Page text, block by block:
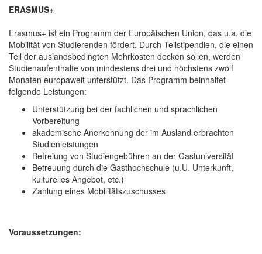
ERASMUS+
Erasmus+ ist ein Programm der Europäischen Union, das u.a. die
Mobilität von Studierenden fördert. Durch Teilstipendien, die einen
Teil der auslandsbedingten Mehrkosten decken sollen, werden
Studienaufenthalte von mindestens drei und höchstens zwölf
Monaten europaweit unterstützt. Das Programm beinhaltet
folgende Leistungen:
Unterstützung bei der fachlichen und sprachlichen
Vorbereitung
akademische Anerkennung der im Ausland erbrachten
Studienleistungen
Befreiung von Studiengebühren an der Gastuniversität
Betreuung durch die Gasthochschule (u.U. Unterkunft,
kulturelles Angebot, etc.)
Zahlung eines Mobilitätszuschusses
Voraussetzungen: